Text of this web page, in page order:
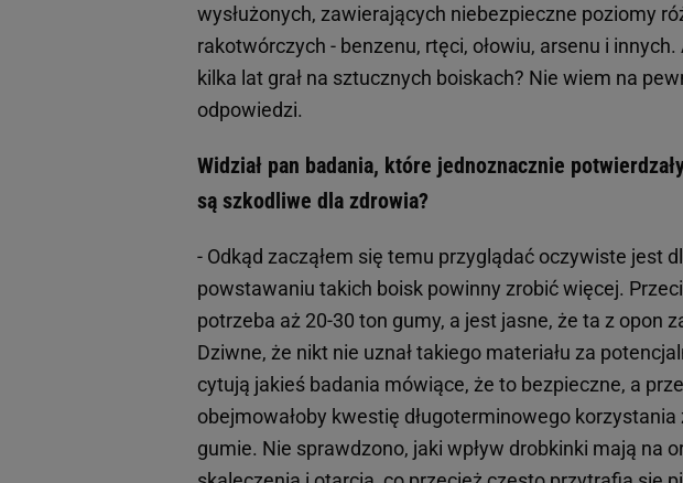
wysłużonych, zawierających niebezpieczne poziomy
rakotwórczych - benzenu, rtęci, ołowiu, arsenu i
kilka lat grał na sztucznych boiskach? Nie wiem na
odpowiedzi.
Widział pan badania, które jednoznacznie
są szkodliwe dla zdrowia?
- Odkąd zacząłem się temu przyglądać oczywiste jest
powstawaniu takich boisk powinny zrobić więcej.
potrzeba aż 20-30 ton gumy, a jest jasne, że ta z opon
Dziwne, że nikt nie uznał takiego materiału za
cytują jakieś badania mówiące, że to bezpieczne, a
obejmowałoby kwestię długoterminowego
gumie. Nie sprawdzono, jaki wpływ drobkinki mają na